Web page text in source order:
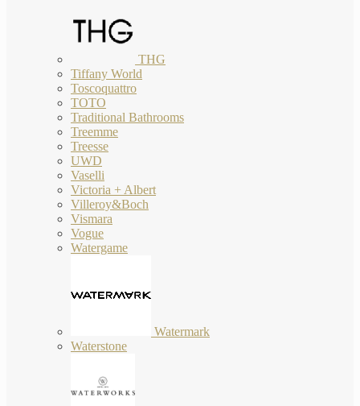
THG
Tiffany World
Toscoquattro
TOTO
Traditional Bathrooms
Treemme
Treesse
UWD
Vaselli
Victoria + Albert
Villeroy&Boch
Vismara
Vogue
Watergame
Watermark
Waterstone